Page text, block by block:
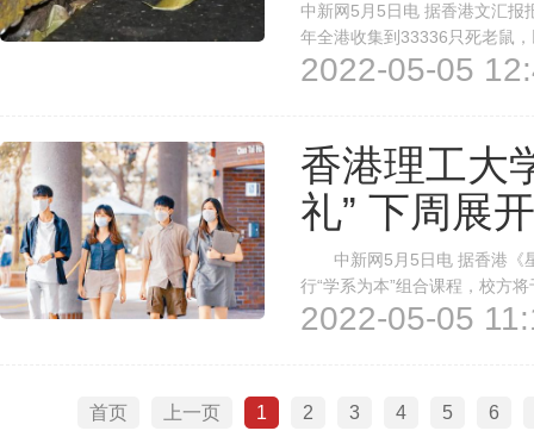
中新网5月5日电 据香港文汇报
年全港收集到33336只死老鼠
只。其间全港“生捕”的活鼠有
2022-05-05
香港理工大
礼” 下周展开
中新网5月5日电 据香港《星
行“学系为本”组合课程，校方
学生、家长及教师分享升学资
2022-05-05
首页 上一页 1 2 3 4 5 6